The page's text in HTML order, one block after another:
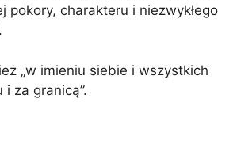
pokory, charakteru i niezwykłego
„w imieniu siebie i wszystkich
za granicą”.